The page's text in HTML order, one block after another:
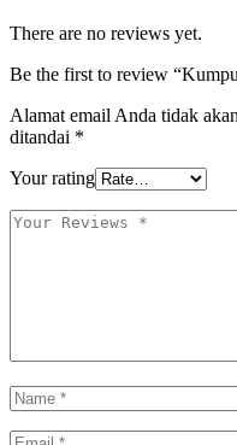
There are no reviews yet.
Be the first to review
Alamat email Anda tidak
ditandai *
Your rating